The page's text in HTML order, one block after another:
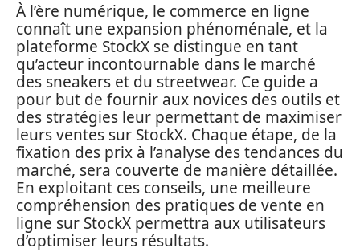
À l’ère numérique, le commerce en ligne
connaît une expansion phénoménale, et la
plateforme StockX se distingue en tant
qu’acteur incontournable dans le marché
des sneakers et du streetwear. Ce guide a
pour but de fournir aux novices des outils et
des stratégies leur permettant de maximiser
leurs ventes sur StockX. Chaque étape, de la
fixation des prix à l’analyse des tendances du
marché, sera couverte de manière détaillée.
En exploitant ces conseils, une meilleure
compréhension des pratiques de vente en
ligne sur StockX permettra aux utilisateurs
d’optimiser leurs résultats.